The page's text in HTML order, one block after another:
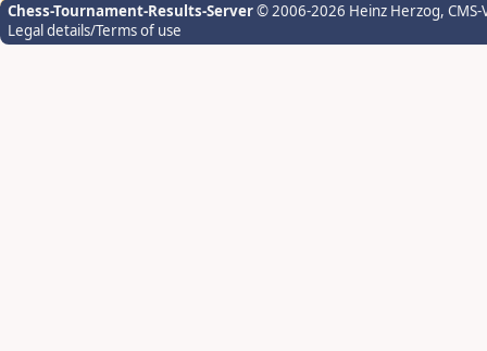
Chess-Tournament-Results-Server© 2006-2026 Heinz Herzog,
Legal details/Terms of use